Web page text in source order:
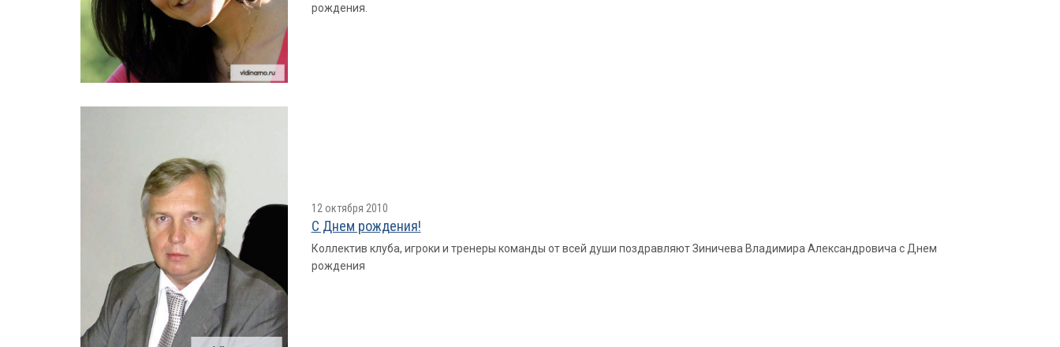
рождения.
12 октября 2010
С Днем рождения!
Коллектив клуба, игроки и тренеры команды от всей души поздравляют Зиничева Владимира Александровича с Днем
рождения